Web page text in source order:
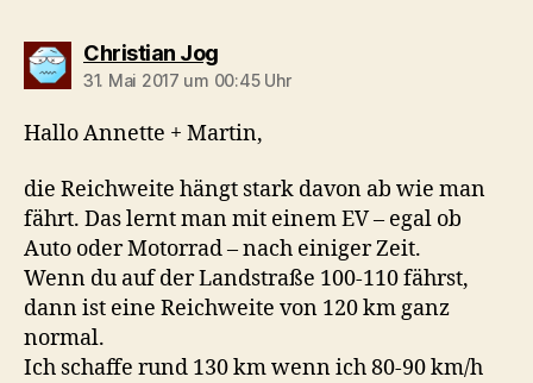
Christian Jogsagt:
31. Mai 2017 um 00:45 Uhr
Hallo Annette + Martin,
die Reichweite hängt stark davon ab wie man
fährt. Das lernt man mit einem EV – egal ob
Auto oder Motorrad – nach einiger Zeit.
Wenn du auf der Landstraße 100-110 fährst,
dann ist eine Reichweite von 120 km ganz
normal.
Ich schaffe rund 130 km wenn ich 80-90 km/h